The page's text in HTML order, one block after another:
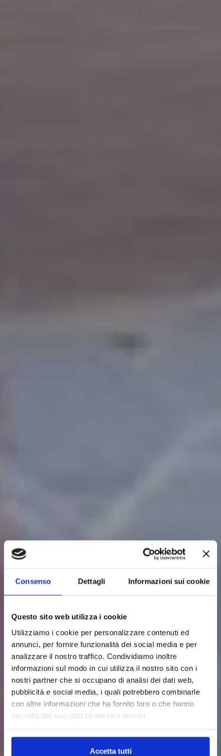
Consenso Dettagli Informazioni sui cookie
Questo sito web utilizza i cookie
Utilizziamo i cookie per personalizzare contenuti ed
annunci, per fornire funzionalità dei social media e per
analizzare il nostro traffico. Condividiamo inoltre
informazioni sul modo in cui utilizza il nostro sito con i
nostri partner che si occupano di analisi dei dati web,
pubblicità e social media, i quali potrebbero combinarle
con altre informazioni che ha fornito loro o che hanno
raccolto dal suo utilizzo dei loro servizi.
Accetta tutti